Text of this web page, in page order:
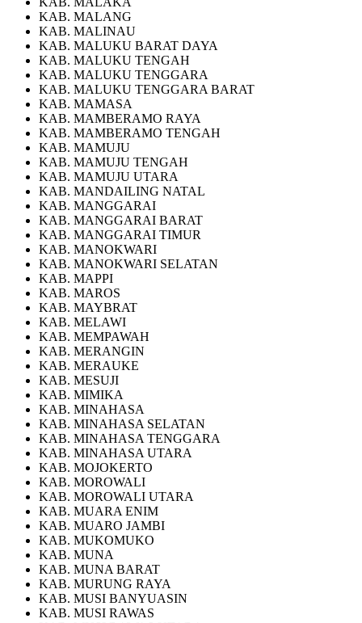
KAB. MALANG
KAB. MALINAU
KAB. MALUKU BARAT DAYA
KAB. MALUKU TENGAH
KAB. MALUKU TENGGARA
KAB. MALUKU TENGGARA BARAT
KAB. MAMASA
KAB. MAMBERAMO RAYA
KAB. MAMBERAMO TENGAH
KAB. MAMUJU
KAB. MAMUJU TENGAH
KAB. MAMUJU UTARA
KAB. MANDAILING NATAL
KAB. MANGGARAI
KAB. MANGGARAI BARAT
KAB. MANGGARAI TIMUR
KAB. MANOKWARI
KAB. MANOKWARI SELATAN
KAB. MAPPI
KAB. MAROS
KAB. MAYBRAT
KAB. MELAWI
KAB. MEMPAWAH
KAB. MERANGIN
KAB. MERAUKE
KAB. MESUJI
KAB. MIMIKA
KAB. MINAHASA
KAB. MINAHASA SELATAN
KAB. MINAHASA TENGGARA
KAB. MINAHASA UTARA
KAB. MOJOKERTO
KAB. MOROWALI
KAB. MOROWALI UTARA
KAB. MUARA ENIM
KAB. MUARO JAMBI
KAB. MUKOMUKO
KAB. MUNA
KAB. MUNA BARAT
KAB. MURUNG RAYA
KAB. MUSI BANYUASIN
KAB. MUSI RAWAS